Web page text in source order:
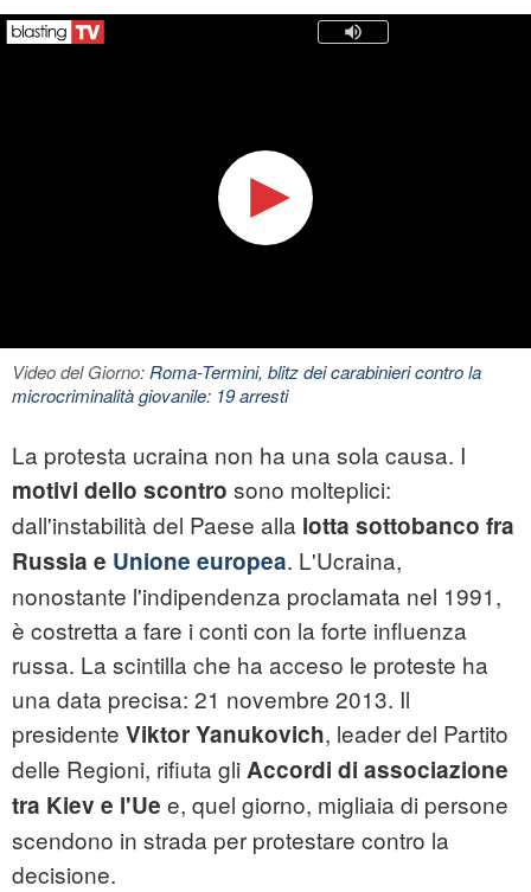
Video del Giorno:Roma-Termini, blitz dei carabinieri contro la
microcriminalità giovanile: 19 arresti
La protesta ucraina non ha una sola causa. I
motivi dello scontro sono molteplici:
dall'instabilità del Paese alla lotta sottobanco fra
Russia e Unione europea. L'Ucraina,
nonostante l'indipendenza proclamata nel 1991,
è costretta a fare i conti con la forte influenza
russa. La scintilla che ha acceso le proteste ha
una data precisa: 21 novembre 2013. Il
presidente Viktor Yanukovich, leader del Partito
delle Regioni, rifiuta gli Accordi di associazione
tra Kiev e l'Ue e, quel giorno, migliaia di persone
scendono in strada per protestare contro la
decisione.